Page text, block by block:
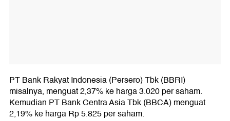
PT Bank Rakyat Indonesia (Persero) Tbk (BBRI)
misalnya, menguat 2,37% ke harga 3.020 per saham.
Kemudian PT Bank Centra Asia Tbk (BBCA) menguat
2,19% ke harga Rp 5.825 per saham.